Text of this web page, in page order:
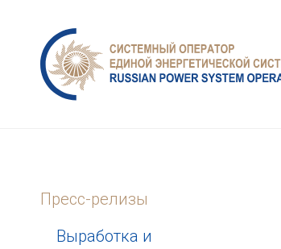
Пресс-релизы
Выработка и